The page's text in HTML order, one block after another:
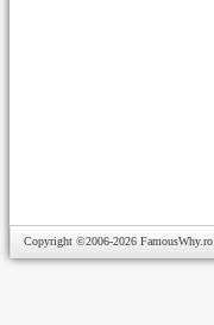
Copyright ©2006-2026 FamousWhy.ro